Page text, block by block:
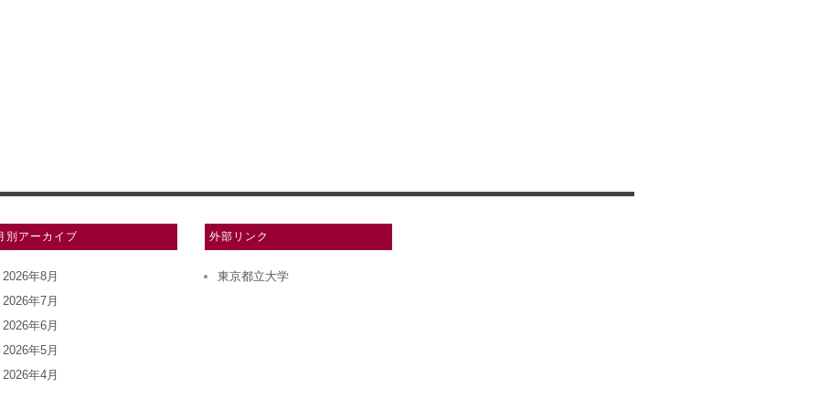
別アーカイブ
2026年8月
2026年7月
2026年6月
2026年5月
2026年4月
外部リンク
東京都立大学